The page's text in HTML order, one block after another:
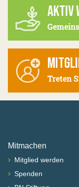
AKTIV
Treten
Mitmachen
› Mitglied werden
› Spenden